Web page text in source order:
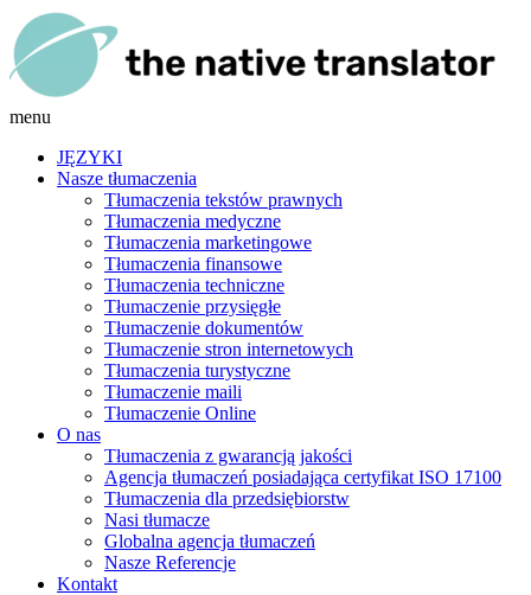
menu
JĘZYKI
Nasze tłumaczenia
Tłumaczenia tekstów prawnych
Tłumaczenia medyczne
Tłumaczenia marketingowe
Tłumaczenia finansowe
Tłumaczenia techniczne
Tłumaczenie przysięgłe
Tłumaczenie dokumentów
Tłumaczenie stron internetowych
Tłumaczenia turystyczne
Tłumaczenie maili
Tłumaczenie Online
O nas
Tłumaczenia z gwarancją jakości
Agencja tłumaczeń posiadająca certyfikat ISO 17100
Tłumaczenia dla przedsiębiorstw
Nasi tłumacze
Globalna agencja tłumaczeń
Nasze Referencje
Kontakt